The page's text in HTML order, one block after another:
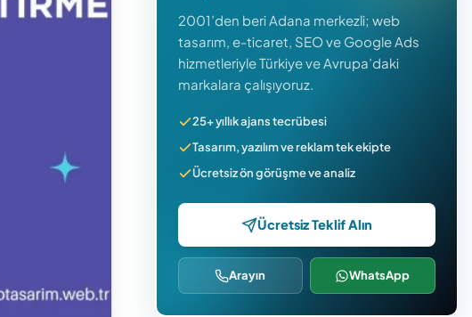
2001’den beri Adana merkezli; web
tasarım, e-ticaret, SEO ve Google Ads
hizmetleriyle Türkiye ve Avrupa’daki
markalara çalışıyoruz.
25+ yıllık ajans tecrübesi
Tasarım, yazılım ve reklam tek ekipte
Ücretsiz ön görüşme ve analiz
Ücretsiz Teklif Alın
Arayın WhatsApp